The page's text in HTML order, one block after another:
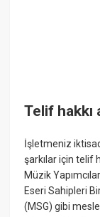
Telif hakkı
İşletmeniz
şarkılar için telif
Müzik
Eseri Sahipleri
(MSG) gibi